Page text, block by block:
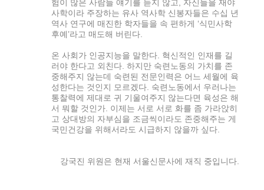
험이 많은 사람들 얘기를 듣지 않고, 자신들을 재야
사학이라 주장하는 유사 역사학 신봉자들은 수십 년
역사 연구에 매진한 학자들을 속 편하게 ‘식민사학
후예’라고 매도해 버린다.
온 사회가 인공지능을 말한다. 혁신적인 인재를 길
러야 한다고 외친다. 하지만 숙련노동의 가치를 존
중해주지 않는데 숙련된 전문인력은 어느 세월에 육
성한다는 것인지 모르겠다. 숙련노동에서 우러나는
통찰력에 제대로 귀 기울여주지 않는다면 육성은 해
서 뭐할 것인가. 이제는 서로 서로 화를 좀 가라앉히
고 상대방의 자부심을 조금씩이라도 존중해주는 게
국민건강을 위해서라도 시급하지 않을까 싶다.
강국진 위원은 현재 서울신문사에 재직 중입니다.